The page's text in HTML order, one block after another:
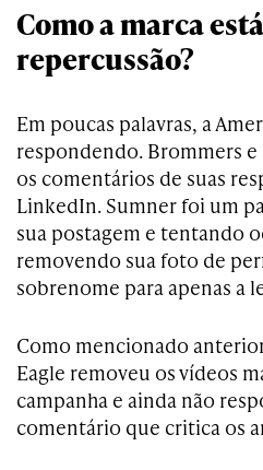
Como a marca
repercussão?
Em poucas palavras, a
respondendo. Brommers
os comentários de suas
LinkedIn. Sumner foi um
sua postagem e tentando
removendo sua foto de
sobrenome para apenas a
Como mencionado
Eagle removeu os vídeos
campanha e ainda não
comentário que critica os